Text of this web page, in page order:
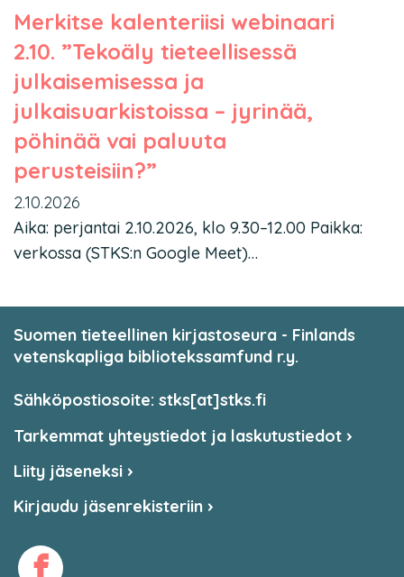
Merkitse kalenteriisi webinaari
2.10. ”Tekoäly tieteellisessä
julkaisemisessa ja
julkaisuarkistoissa – jyrinää,
pöhinää vai paluuta
perusteisiin?”
2.10.2026
Aika: perjantai 2.10.2026, klo 9.30–12.00 Paikka:
verkossa (STKS:n Google Meet)…
Suomen tieteellinen kirjastoseura - Finlands
vetenskapliga bibliotekssamfund r.y.
Sähköpostiosoite: stks[at]stks.fi
Tarkemmat yhteystiedot ja laskutustiedot
Liity jäseneksi
Kirjaudu jäsenrekisteriin